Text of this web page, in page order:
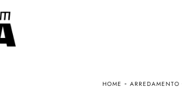
HOME - ARREDAMENTO